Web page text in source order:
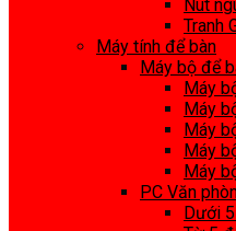
Nút
Tranh
Máy tính để bàn
Máy bộ để
Máy
Máy
Máy
Máy
Máy
PC Văn
Dưới